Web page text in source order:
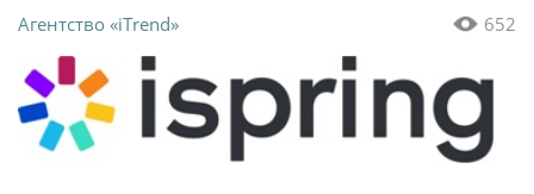
652
Агентство «iTrend»